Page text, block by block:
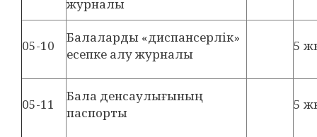
журналы
05-10
Балаларды «диспансерлік»
есепке алу журналы
5
05-11
Бала денсаулығының
паспорты
5